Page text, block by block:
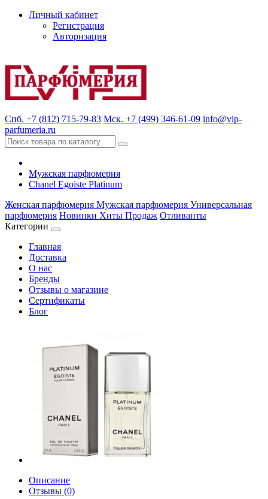
Личный кабинет
Регистрация
Авторизация
Спб. +7 (812) 715-79-83 Мск. +7 (499) 346-61-09 info@vip-
parfumeria.ru
Мужская парфюмерия
Chanel Egoiste Platinum
Женская парфюмерия Мужская парфюмерия Универсальная
парфюмерия Новинки Хиты Продаж Отливанты
Категории
Главная
Доставка
О нас
Бренды
Отзывы о магазине
Сертификаты
Блог
Описание
Отзывы (0)